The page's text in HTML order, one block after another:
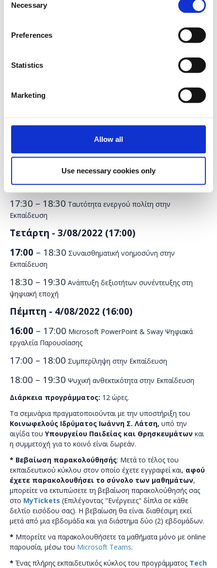
Selection
Necessary
Preferences
Statistics
Marketing
Allow all
Use necessary cookies only
16:00– 17:00
Σύγχρονες παιδαγωγικές προσεγγίσεις
Τεχνικές δημιουργίας ενός επιτυχημένου
15:30)
15:30– 16:30Microsoft Teams: Ψηφιακή Τάξη
16:30 – 17:30Microsoft Forms: Ψηφιακά εργαλεία για
αναθέσεις εργασιών
17:30 – 18:30 Ταυτότητα ενεργού πολίτη στην
Εκπαίδευση
Τετάρτη - 3/08/2022 (17:00)
17:00 – 18:30 Συναισθηματική νοημοσύνη στην
Εκπαίδευση
18:30 – 19:30 Ανάπτυξη δεξιοτήτων συνέντευξης στη
ψηφιακή εποχή
Πέμπτη - 4/08/2022 (16:00)
16:00 – 17:00 Microsoft PowerPoint & Sway Ψηφιακά
εργαλεία Παρουσίασης
17:00 – 18:00 Συμπερίληψη στην Εκπαίδευση
18:00 – 19:30 Ψυχική ανθεκτικότητα στην Εκπαίδευση
Διάρκεια προγράμματος: 12 ώρες.
Τα σεμινάρια πραγματοποιούνται με την υποστήριξη του
Κοινωφελούς Ιδρύματος Ιωάννη Σ. Λάτση, υπό την
αιγίδα του Υπουργείου Παιδείας και Θρησκευμάτων και
η συμμετοχή για το κοινό είναι δωρεάν.
* Bεβαίωση παρακολούθησής: Μετά το τέλος του
εκπαιδευτικού κύκλου στον οποίο έχετε εγγραφεί και, αφού
έχετε παρακολουθήσει το σύνολο των μαθημάτων,
μπορείτε να εκτυπώσετε τη βεβαίωση παρακολούθησής σας
στο MyTickets (Επιλέγοντας "Ενέργειες" δίπλα σε κάθε
δελτίο εισόδου σας). Η βεβαίωση θα είναι διαθέσιμη εκεί
μετά από μια εβδομάδα και για διάστημα δύο (2) εβδομάδων.
* Μπορείτε να παρακολουθήσετε τα μαθήματα μόνο με online
παρουσία, μέσω του Microsoft Teams.
* Ένας πλήρης εκπαιδευτικός κύκλος του προγράμματος Tech